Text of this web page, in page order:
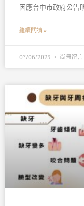
因應台中市政府公告
繼續閱讀 »
07/06/2025 尚無留言